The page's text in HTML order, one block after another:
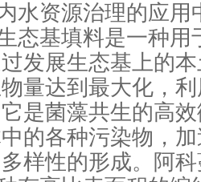
水资源治理的应用
态基填料是一种用
发展生态基上的
量达到最大化，
是菌藻共生的高
的各种污染物，
样性的形成。阿